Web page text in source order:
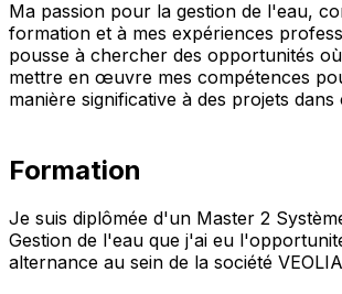
Ma passion pour la gestion de l'eau,
formation et à mes expériences
pousse à chercher des opportunités
mettre en œuvre mes compétences
manière significative à des projets dans
Formation
Je suis diplômée d'un Master 2
Gestion de l'eau que j'ai eu
alternance au sein de la société